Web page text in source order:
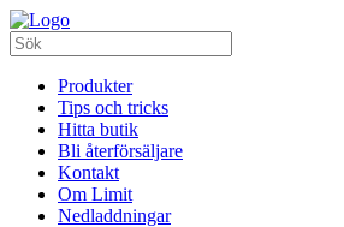
Produkter
Tips och tricks
Hitta butik
Bli återförsäljare
Kontakt
Om Limit
Nedladdningar